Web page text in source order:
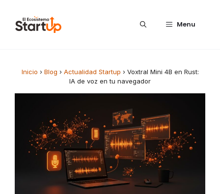
Menu
Inicio › Blog › Actualidad Startup › Voxtral Mini 4B en Rust:
IA de voz en tu navegador